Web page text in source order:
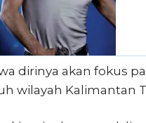
dirinya akan fokus
wilayah Kalimantan